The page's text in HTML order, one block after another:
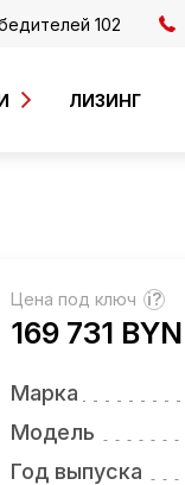
102
ЛИЗИНГ
Цена под ключ ?
169 731 BYN
Марка
Модель
Год выпуска